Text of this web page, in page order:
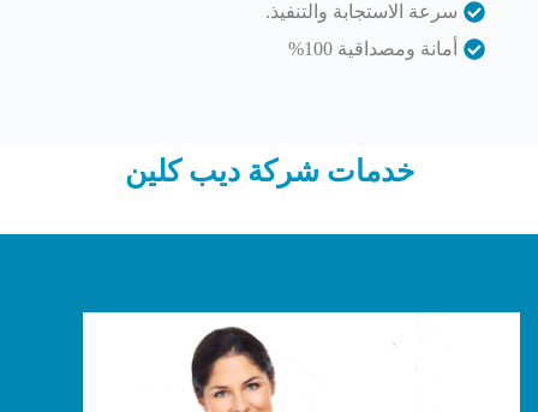
سرعة الاستجابة والتنفيذ.
أمانة ومصداقية 100%
خدمات شركة ديب كلين